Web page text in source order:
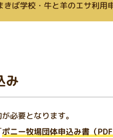
きば学校・牛と羊のエサ利用
み
必要となります。
ポニー牧場団体申込み書（PDF